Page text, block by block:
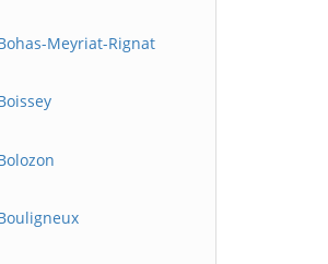
Meyriat-Rignat